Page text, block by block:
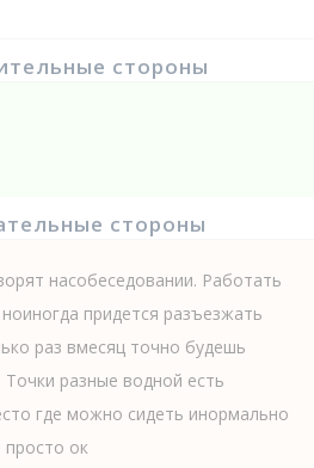
стороны
стороны
насобеседовании. Работать
придется разъезжать
раз вмесяц точно будешь
разные водной есть
где можно сидеть инормально
просто ок